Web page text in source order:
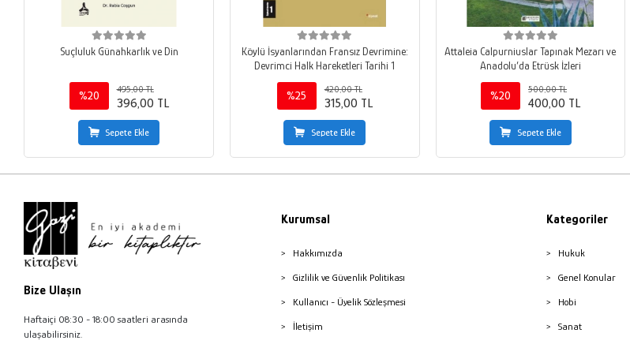
Suçluluk Günahkarlık ve Din
%20
495,00 TL
396,00 TL
Sepete Ekle
Köylü İsyanlarından Fransız Devrimine:
Devrimci Halk Hareketleri Tarihi 1
%25
420,00 TL
315,00 TL
Sepete Ekle
Attaleia Calpurniuslar Tapınak Mezarı ve
Anadolu’da Etrüsk İzleri
%20
500,00 TL
400,00 TL
Sepete Ekle
Bize Ulaşın
Haftaiçi 08:30 - 18:00 saatleri arasında
ulaşabilirsiniz.
Kurumsal
Hakkımızda
Gizlilik ve Güvenlik Politikası
Kullanıcı - Üyelik Sözleşmesi
İletişim
Kategoriler
Hukuk
Genel Konular
Hobi
Sanat